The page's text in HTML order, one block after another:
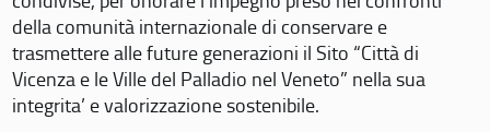
della comunità internazionale di conservare e
trasmettere alle future generazioni il Sito “Città di
Vicenza e le Ville del Palladio nel Veneto” nella sua
integrita’ e valorizzazione sostenibile.